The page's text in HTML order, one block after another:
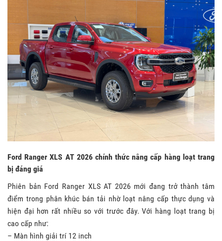
Ford Ranger XLS AT 2026 chính thức nâng cấp hàng loạt trang
bị đáng giá
Phiên bản Ford Ranger XLS AT 2026 mới đang trở thành tâm
điểm trong phân khúc bán tải nhờ loạt nâng cấp thực dụng và
hiện đại hơn rất nhiều so với trước đây. Với hàng loạt trang bị
cao cấp như:
– Màn hình giải trí 12 inch